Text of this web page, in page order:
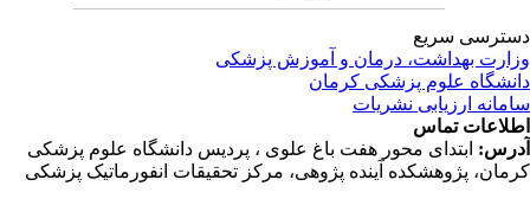
سریع
بهداشت، درمان و آموزش پزشکی
علوم پزشکی کرمان
ارزیابی نشریات
تماس
ابتدای محور هفت باغ علوی ، پردیس دانشگاه علوم پزشکی
پژوهشکده آینده پژوهی، مرکز تحقیقات انفورماتیک پزشکی